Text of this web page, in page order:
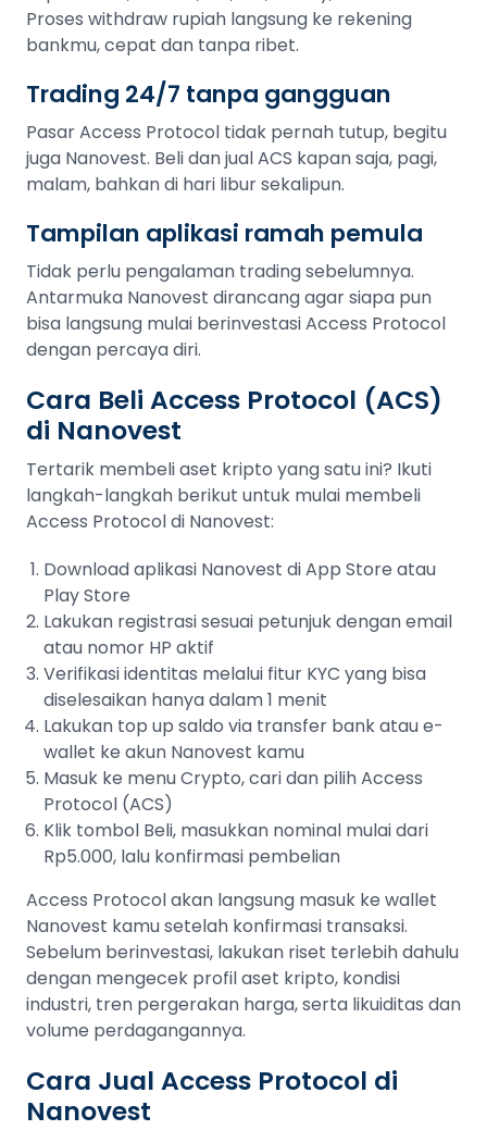
Proses withdraw rupiah langsung ke rekening
bankmu, cepat dan tanpa ribet.
Trading 24/7 tanpa gangguan
Pasar Access Protocol tidak pernah tutup, begitu
juga Nanovest. Beli dan jual ACS kapan saja, pagi,
malam, bahkan di hari libur sekalipun.
Tampilan aplikasi ramah pemula
Tidak perlu pengalaman trading sebelumnya.
Antarmuka Nanovest dirancang agar siapa pun
bisa langsung mulai berinvestasi Access Protocol
dengan percaya diri.
Cara Beli Access Protocol (ACS)
di Nanovest
Tertarik membeli aset kripto yang satu ini? Ikuti
langkah-langkah berikut untuk mulai membeli
Access Protocol di Nanovest:
Download aplikasi Nanovest di App Store atau
Play Store
Lakukan registrasi sesuai petunjuk dengan email
atau nomor HP aktif
Verifikasi identitas melalui fitur KYC yang bisa
diselesaikan hanya dalam 1 menit
Lakukan top up saldo via transfer bank atau e-
wallet ke akun Nanovest kamu
Masuk ke menu Crypto, cari dan pilih Access
Protocol (ACS)
Klik tombol Beli, masukkan nominal mulai dari
Rp5.000, lalu konfirmasi pembelian
Access Protocol akan langsung masuk ke wallet
Nanovest kamu setelah konfirmasi transaksi.
Sebelum berinvestasi, lakukan riset terlebih dahulu
dengan mengecek profil aset kripto, kondisi
industri, tren pergerakan harga, serta likuiditas dan
volume perdagangannya.
Cara Jual Access Protocol di
Nanovest